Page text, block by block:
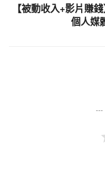
【被動收入+影片賺
個人媒